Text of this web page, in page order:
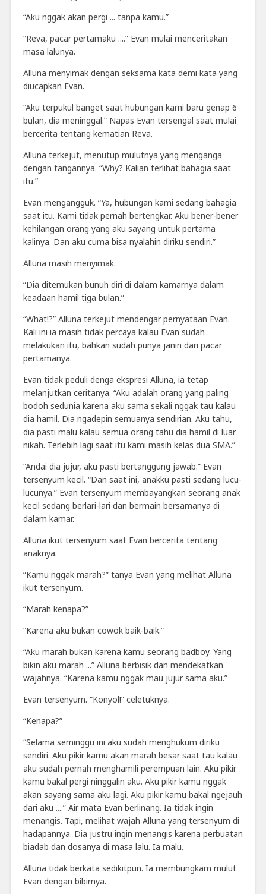
“Aku nggak akan pergi ... tanpa kamu.”
“Reva, pacar pertamaku ....” Evan mulai menceritakan
masa lalunya.
Alluna menyimak dengan seksama kata demi kata yang
diucapkan Evan.
“Aku terpukul banget saat hubungan kami baru genap 6
bulan, dia meninggal.” Napas Evan tersengal saat mulai
bercerita tentang kematian Reva.
Alluna terkejut, menutup mulutnya yang menganga
dengan tangannya. “Why? Kalian terlihat bahagia saat
itu.”
Evan mengangguk. “Ya, hubungan kami sedang bahagia
saat itu. Kami tidak pernah bertengkar. Aku bener-bener
kehilangan orang yang aku sayang untuk pertama
kalinya. Dan aku cuma bisa nyalahin diriku sendiri.”
Alluna masih menyimak.
“Dia ditemukan bunuh diri di dalam kamarnya dalam
keadaan hamil tiga bulan.”
“What!?” Alluna terkejut mendengar pernyataan Evan.
Kali ini ia masih tidak percaya kalau Evan sudah
melakukan itu, bahkan sudah punya janin dari pacar
pertamanya.
Evan tidak peduli denga ekspresi Alluna, ia tetap
melanjutkan ceritanya. “Aku adalah orang yang paling
bodoh sedunia karena aku sama sekali nggak tau kalau
dia hamil. Dia ngadepin semuanya sendirian. Aku tahu,
dia pasti malu kalau semua orang tahu dia hamil di luar
nikah. Terlebih lagi saat itu kami masih kelas dua SMA.”
“Andai dia jujur, aku pasti bertanggung jawab.” Evan
tersenyum kecil. “Dan saat ini, anakku pasti sedang lucu-
lucunya.” Evan tersenyum membayangkan seorang anak
kecil sedang berlari-lari dan bermain bersamanya di
dalam kamar.
Alluna ikut tersenyum saat Evan bercerita tentang
anaknya.
“Kamu nggak marah?” tanya Evan yang melihat Alluna
ikut tersenyum.
“Marah kenapa?”
“Karena aku bukan cowok baik-baik.”
“Aku marah bukan karena kamu seorang badboy. Yang
bikin aku marah ...” Alluna berbisik dan mendekatkan
wajahnya. “Karena kamu nggak mau jujur sama aku.”
Evan tersenyum. “Konyol!” celetuknya.
“Kenapa?”
“Selama seminggu ini aku sudah menghukum diriku
sendiri. Aku pikir kamu akan marah besar saat tau kalau
aku sudah pernah menghamili perempuan lain. Aku pikir
kamu bakal pergi ninggalin aku. Aku pikir kamu nggak
akan sayang sama aku lagi. Aku pikir kamu bakal ngejauh
dari aku ....” Air mata Evan berlinang. Ia tidak ingin
menangis. Tapi, melihat wajah Alluna yang tersenyum di
hadapannya. Dia justru ingin menangis karena perbuatan
biadab dan dosanya di masa lalu. Ia malu.
Alluna tidak berkata sedikitpun. Ia membungkam mulut
Evan dengan bibirnya.